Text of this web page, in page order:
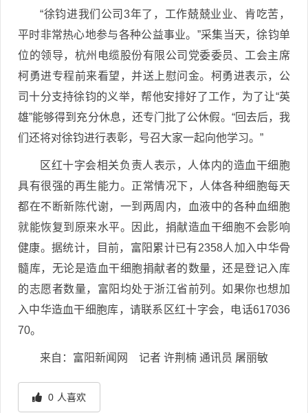
“徐钧进我们公司3年了，工作兢兢业业、肯吃苦，
平时非常热心地参与各种公益事业。”采集当天，徐钧单
位的领导，杭州电缆股份有限公司党委委员、工会主席
柯勇进专程前来看望，并送上慰问金。柯勇进表示，公
司十分支持徐钧的义举，帮他安排好了工作，为了让“英
雄”能够得到充分休息，还专门批了公休假。“回去后，我
们还将对徐钧进行表彰，号召大家一起向他学习。”
区红十字会相关负责人表示，人体内的造血干细胞
具有很强的再生能力。正常情况下，人体各种细胞每天
都在不断新陈代谢，一到两周内，血液中的各种血细胞
就能恢复到原来水平。因此，捐献造血干细胞不会影响
健康。据统计，目前，富阳累计已有2358人加入中华骨
髓库，无论是造血干细胞捐献者的数量，还是登记入库
的志愿者数量，富阳均处于浙江省前列。如果你也想加
入中华造血干细胞库，请联系区红十字会，电话617036
70。
来自：富阳新闻网 记者 许荆楠 通讯员 屠丽敏
0 人喜欢